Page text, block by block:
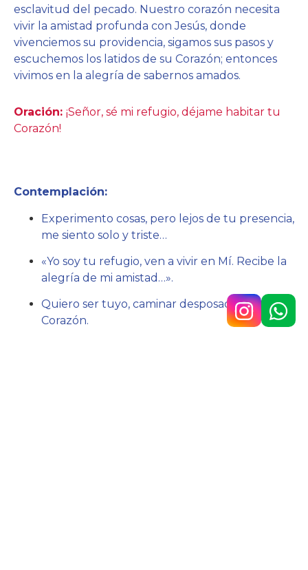
esclavitud del pecado. Nuestro corazón necesita
vivir la amistad profunda con Jesús, donde
vivenciemos su providencia, sigamos sus pasos y
escuchemos los latidos de su Corazón; entonces
vivimos en la alegría de sabernos amados.
Oración: ¡Señor, sé mi refugio, déjame habitar tu
Corazón!
Contemplación:
Experimento cosas, pero lejos de tu presencia,
me siento solo y triste…
«Yo soy tu refugio, ven a vivir en Mí. Recibe la
alegría de mi amistad…».
Quiero ser tuyo, caminar desposado a tu
Corazón.